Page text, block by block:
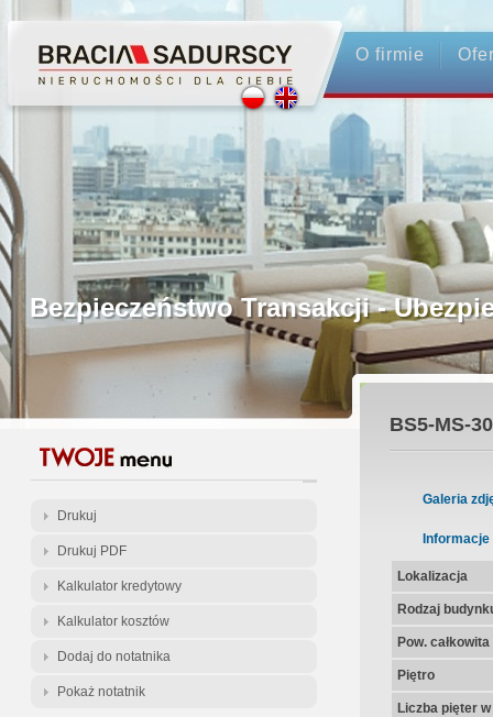
O firmie
Profesjonalne Pośrednictwo
Bezpieczeństwo Transakcji -
Licencjonowani Pośrednicy
Gwarancja Zwrotu Zadatku
Gratis - Przedwstępna Umowa
Drukuj
Drukuj PDF
Kalkulator kredytowy
Kalkulator kosztów
Dodaj do notatnika
Pokaż notatnik
BS5-MS-
Galeria
Informacje
Lokalizacja
Rodzaj
Pow.
Piętro
Liczba pięter